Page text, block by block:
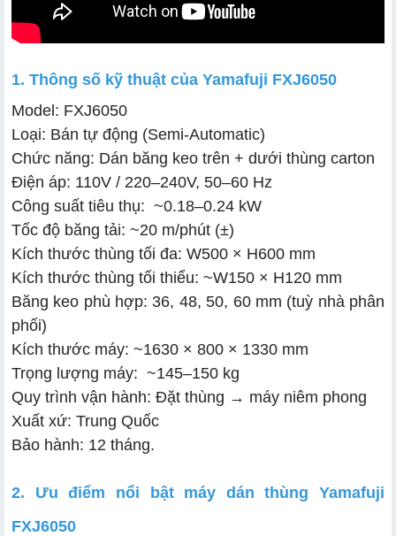
1. Thông số kỹ thuật của Yamafuji FXJ6050
Model: FXJ6050
Loại: Bán tự động (Semi-Automatic)
Chức năng: Dán băng keo trên + dưới thùng carton
Điện áp: 110V / 220–240V, 50–60 Hz
Công suất tiêu thụ: ~0.18–0.24 kW
Tốc độ băng tải: ~20 m/phút (±)
Kích thước thùng tối đa: W500 × H600 mm
Kích thước thùng tối thiểu: ~W150 × H120 mm
Băng keo phù hợp: 36, 48, 50, 60 mm (tuỳ nhà phân
phối)
Kích thước máy: ~1630 × 800 × 1330 mm
Trọng lượng máy: ~145–150 kg
Quy trình vận hành: Đặt thùng → máy niêm phong
Xuất xứ: Trung Quốc
Bảo hành: 12 tháng.
2. Ưu điểm nổi bật máy dán thùng Yamafuji
FXJ6050